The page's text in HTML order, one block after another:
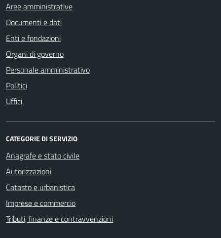
Aree amministrative
Documenti e dati
Enti e fondazioni
Organi di governo
Personale amministrativo
Politici
Uffici
CATEGORIE DI SERVIZIO
Anagrafe e stato civile
Autorizzazioni
Catasto e urbanistica
Imprese e commercio
Tributi, finanze e contravvenzioni